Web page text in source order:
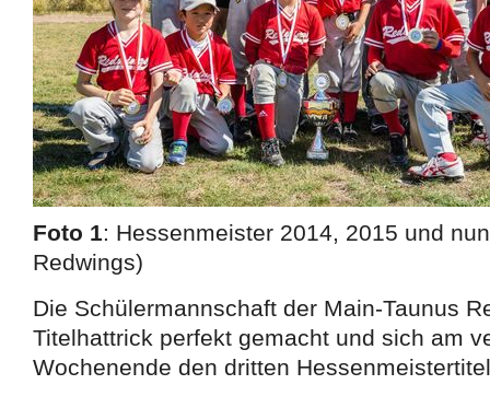
Foto 1: Hessenmeister 2014, 2015 und
Redwings)
Die Schülermannschaft der Main-Taunus
Titelhattrick perfekt gemacht und sich am
Wochenende den dritten